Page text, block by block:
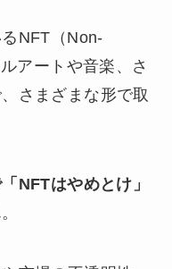
NFT（Non-
アートや音楽、さ
さまざまな形で取
NFTはやめとけ」